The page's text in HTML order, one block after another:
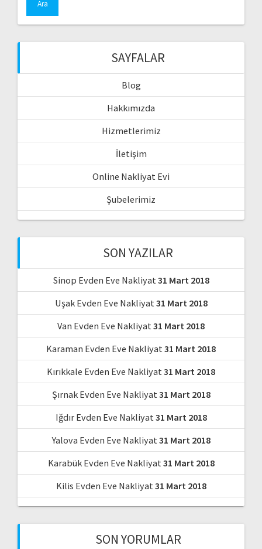
SAYFALAR
Blog
Hakkımızda
Hizmetlerimiz
İletişim
Online Nakliyat Evi
Şubelerimiz
SON YAZILAR
Sinop Evden Eve Nakliyat31 Mart 2018
Uşak Evden Eve Nakliyat31 Mart 2018
Van Evden Eve Nakliyat31 Mart 2018
Karaman Evden Eve Nakliyat31 Mart 2018
Kırıkkale Evden Eve Nakliyat31 Mart 2018
Şırnak Evden Eve Nakliyat31 Mart 2018
Iğdır Evden Eve Nakliyat31 Mart 2018
Yalova Evden Eve Nakliyat31 Mart 2018
Karabük Evden Eve Nakliyat31 Mart 2018
Kilis Evden Eve Nakliyat31 Mart 2018
SON YORUMLAR